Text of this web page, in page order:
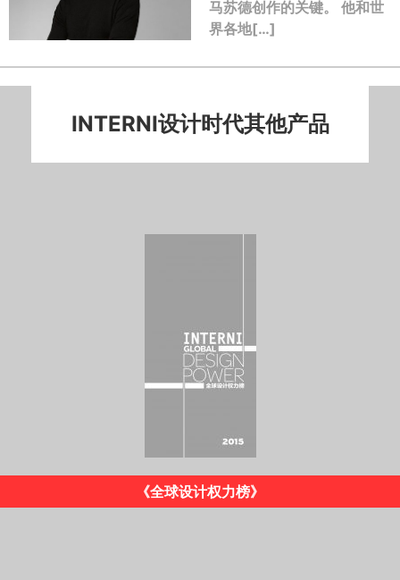
马苏德创作的关键。 他和世
界各地[…]
INTERNI设计时代其他产品
《INTERNI》意大利版